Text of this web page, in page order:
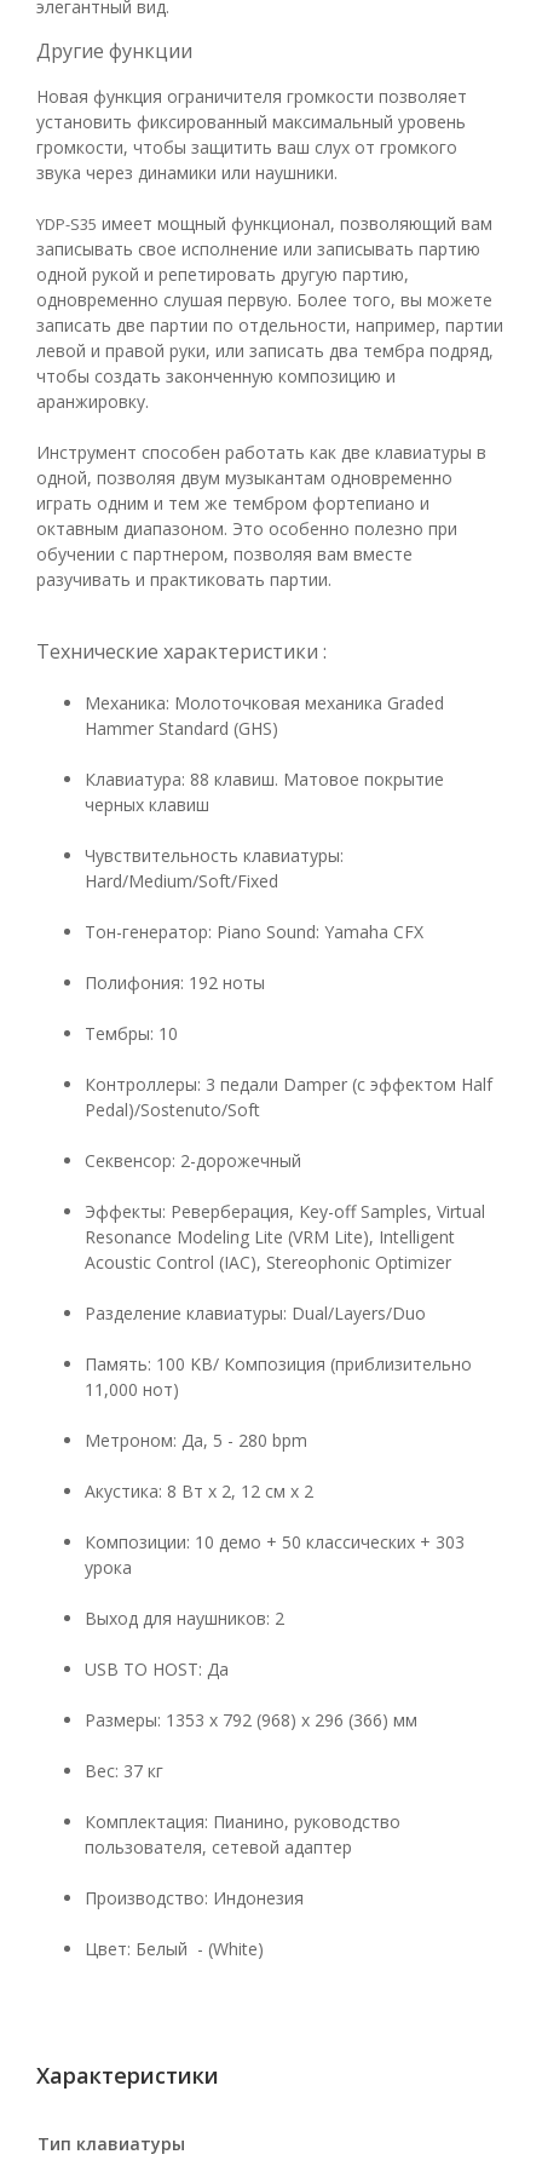
элегантный вид.
Другие функции
Новая функция ограничителя громкости позволяет
установить фиксированный максимальный уровень
громкости, чтобы защитить ваш слух от громкого
звука через динамики или наушники.
YDP-S35 имеет мощный функционал, позволяющий вам
записывать свое исполнение или записывать партию
одной рукой и репетировать другую партию,
одновременно слушая первую. Более того, вы можете
записать две партии по отдельности, например, партии
левой и правой руки, или записать два тембра подряд,
чтобы создать законченную композицию и
аранжировку.
Инструмент способен работать как две клавиатуры в
одной, позволяя двум музыкантам одновременно
играть одним и тем же тембром фортепиано и
октавным диапазоном. Это особенно полезно при
обучении с партнером, позволяя вам вместе
разучивать и практиковать партии.
Технические характеристики :
Механика: Молоточковая механика Graded
Hammer Standard (GHS)
Клавиатура: 88 клавиш. Матовое покрытие
черных клавиш
Чувствительность клавиатуры:
Hard/Medium/Soft/Fixed
Тон-генератор: Piano Sound: Yamaha CFX
Полифония: 192 ноты
Тембры: 10
Контроллеры: 3 педали Damper (с эффектом Half
Pedal)/Sostenuto/Soft
Секвенсор: 2-дорожечный
Эффекты: Реверберация, Key-off Samples, Virtual
Resonance Modeling Lite (VRM Lite), Intelligent
Acoustic Control (IAC), Stereophonic Optimizer
Разделение клавиатуры: Dual/Layers/Duo
Память: 100 KB/ Композиция (приблизительно
11,000 нот)
Метроном: Да, 5 - 280 bpm
Акустика: 8 Вт x 2, 12 см х 2
Композиции: 10 демо + 50 классических + 303
урока
Выход для наушников: 2
USB TO HOST: Да
Размеры: 1353 x 792 (968) x 296 (366) мм
Вес: 37 кг
Комплектация: Пианино, руководство
пользователя, сетевой адаптер
Производство: Индонезия
Цвет: Белый - (White)
Характеристики
Тип клавиатуры